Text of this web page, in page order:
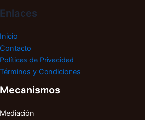
Enlaces
Inicio
Contacto
Políticas de Privacidad
Términos y Condiciones
Mecanismos
Mediación